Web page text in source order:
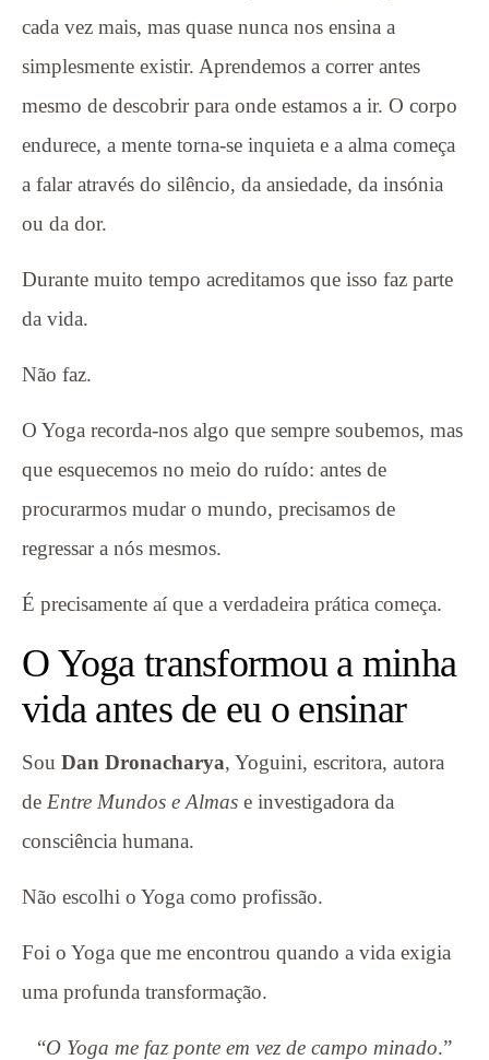
cada vez mais, mas quase nunca nos ensina a
simplesmente existir. Aprendemos a correr antes
mesmo de descobrir para onde estamos a ir. O corpo
endurece, a mente torna-se inquieta e a alma começa
a falar através do silêncio, da ansiedade, da insónia
ou da dor.
Durante muito tempo acreditamos que isso faz parte
da vida.
Não faz.
O Yoga recorda-nos algo que sempre soubemos, mas
que esquecemos no meio do ruído: antes de
procurarmos mudar o mundo, precisamos de
regressar a nós mesmos.
É precisamente aí que a verdadeira prática começa.
O Yoga transformou a minha
vida antes de eu o ensinar
Sou Dan Dronacharya, Yoguini, escritora, autora
de Entre Mundos e Almas e investigadora da
consciência humana.
Não escolhi o Yoga como profissão.
Foi o Yoga que me encontrou quando a vida exigia
uma profunda transformação.
“O Yoga me faz ponte em vez de campo minado.”